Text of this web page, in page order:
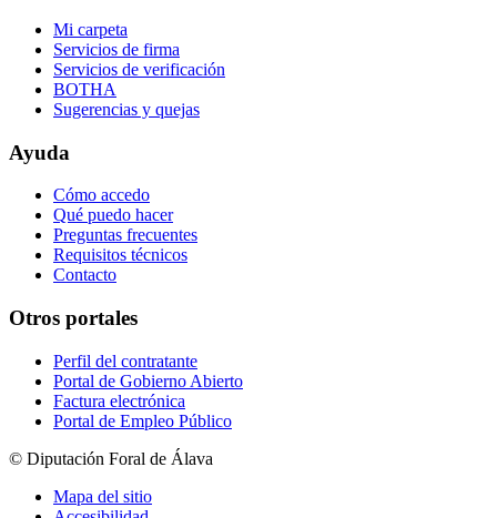
Mi carpeta
Servicios de firma
Servicios de verificación
BOTHA
Sugerencias y quejas
Ayuda
Cómo accedo
Qué puedo hacer
Preguntas frecuentes
Requisitos técnicos
Contacto
Otros portales
Perfil del contratante
Portal de Gobierno Abierto
Factura electrónica
Portal de Empleo Público
© Diputación Foral de Álava
Mapa del sitio